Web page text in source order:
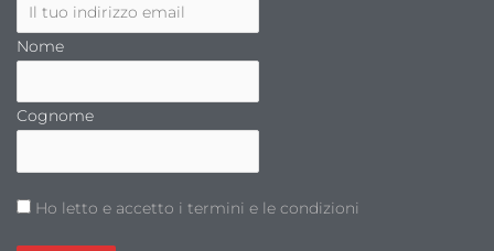
Nome
Cognome
Ho letto e accetto i termini e le condizioni